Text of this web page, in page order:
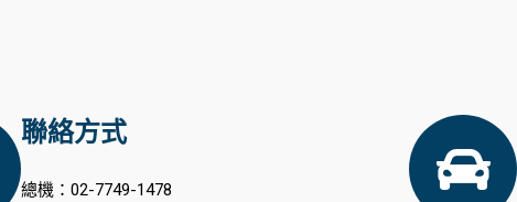
聯絡方式
總機：02-7749-1478